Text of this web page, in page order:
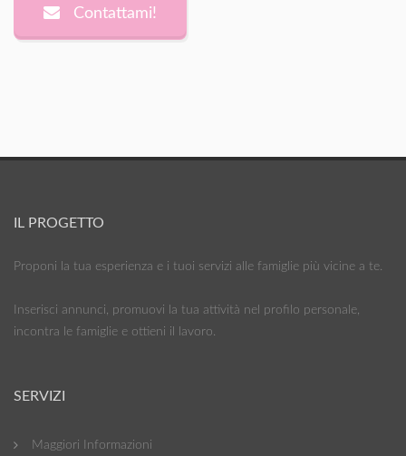
Contattami!
IL PROGETTO
Proponi la tua esperienza e i tuoi servizi alle famiglie più vicine a te.
Inserisci annunci, promuovi la tua attività nel profilo personale,
incontra le famiglie e ottieni il lavoro.
SERVIZI
Maggiori Informazioni